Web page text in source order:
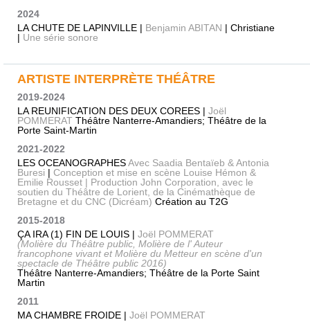
2024
LA CHUTE DE LAPINVILLE | Benjamin ABITAN | Christiane
| Une série sonore
ARTISTE INTERPRÈTE THÉÂTRE
2019-2024
LA REUNIFICATION DES DEUX COREES | Joël
POMMERAT Théâtre Nanterre-Amandiers; Théâtre de la
Porte Saint-Martin
2021-2022
LES OCEANOGRAPHESAvec Saadia Bentaïeb & Antonia
Buresi | Conception et mise en scène Louise Hémon &
Emilie Rousset | Production John Corporation, avec le
soutien du Théâtre de Lorient, de la Cinémathèque de
Bretagne et du CNC (Dicréam) Création au T2G
2015-2018
ÇA IRA (1) FIN DE LOUIS | Joël POMMERAT
(Molière du Théâtre public, Molière de l' Auteur
francophone vivant et Molière du Metteur en scène d'un
spectacle de Théâtre public 2016)
Théâtre Nanterre-Amandiers; Théâtre de la Porte Saint
Martin
2011
MA CHAMBRE FROIDE | Joël POMMERAT